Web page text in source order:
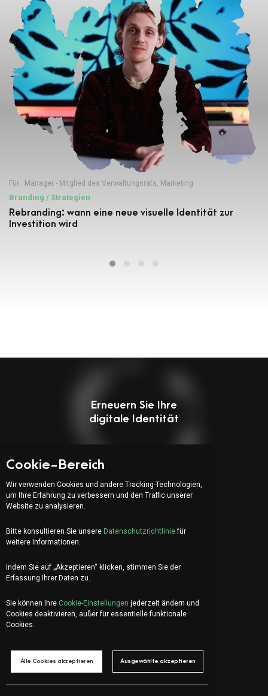
Für: Manager - Mitglied des Verwaltungsrats Marketing
Branding / Strategien
Rebranding: wann eine neue visuelle Identität zur
Investition wird
Lass uns chatten?
Social Media
Anmelden
Erneuern Sie Ihre
digitale Identität
Adresse:
6900 Lugano (CH)
Cookie-Bereich
Wir verwenden Cookies und andere Tracking-Technologien,
um Ihre Erfahrung zu verbessern und den Traffic unserer
Website zu analysieren.
Bitte konsultieren Sie unsere Datenschutzrichtliniefür
weitere Informationen.
Indem Sie auf „Akzeptieren“ klicken, stimmen Sie der
Erfassung Ihrer Daten zu.
Sie können Ihre Cookie-Einstellungen jederzeit ändern und
Cookies deaktivieren, außer für essentielle funktionale
Cookies.
Alle Cookies akzeptieren Ausgewählte akzeptieren